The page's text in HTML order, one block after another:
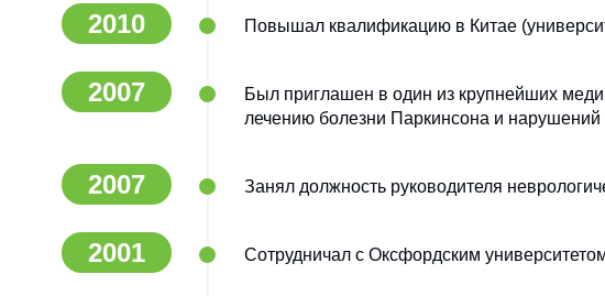
2010 Повышал квалификацию в Китае
2007
Был приглашен в один из крупнейших
лечению болезни Паркинсона и нарушений
2007 Занял должность руководителя
2001 Сотрудничал с Оксфордским